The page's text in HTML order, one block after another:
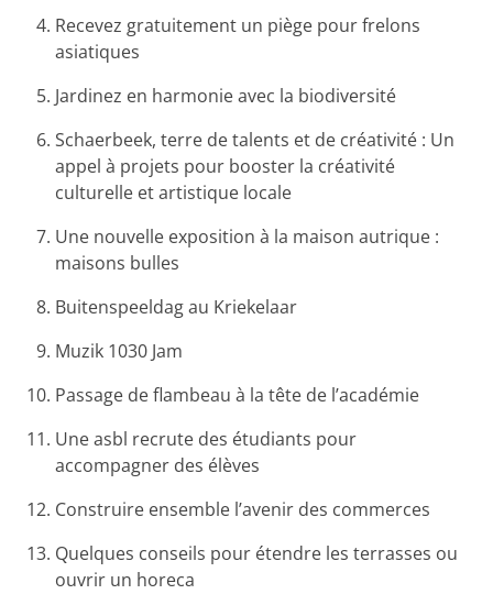
Recevez gratuitement un piège pour frelons
asiatiques
Jardinez en harmonie avec la biodiversité
Schaerbeek, terre de talents et de créativité : Un
appel à projets pour booster la créativité
culturelle et artistique locale
Une nouvelle exposition à la maison autrique :
maisons bulles
Buitenspeeldag au Kriekelaar
Muzik 1030 Jam
Passage de flambeau à la tête de l’académie
Une asbl recrute des étudiants pour
accompagner des élèves
Construire ensemble l’avenir des commerces
Quelques conseils pour étendre les terrasses ou
ouvrir un horeca